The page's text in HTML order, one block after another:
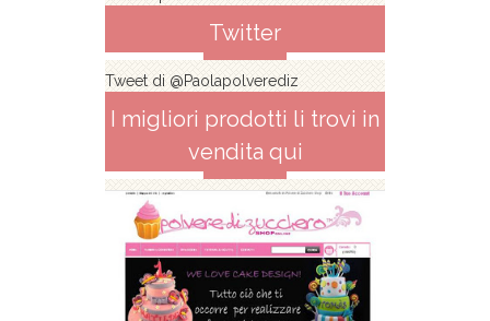
Twitter
Tweet di @Paolapolverediz
I migliori prodotti li trovi in
vendita qui